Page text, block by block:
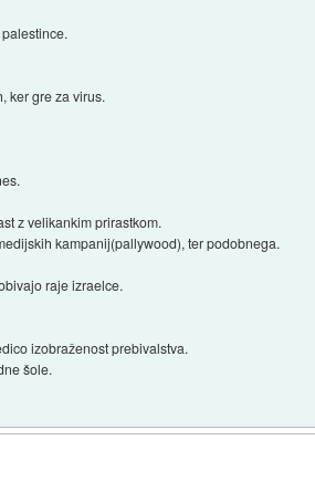
ker gre za virus.
z velikankim prirastkom.
kampanij(pallywood), ter podobnega.
raje izraelce.
izobraženost prebivalstva.
šole.